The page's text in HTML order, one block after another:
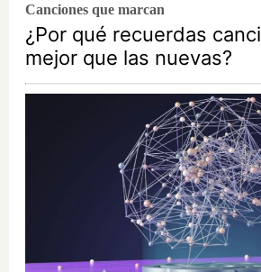
Canciones que marcan
¿Por qué recuerdas
mejor que las nuevas?